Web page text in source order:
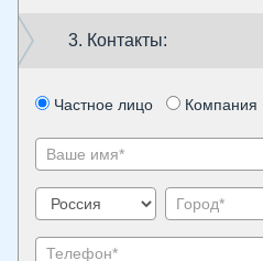
3. Контакты:
Частное лицо Компания